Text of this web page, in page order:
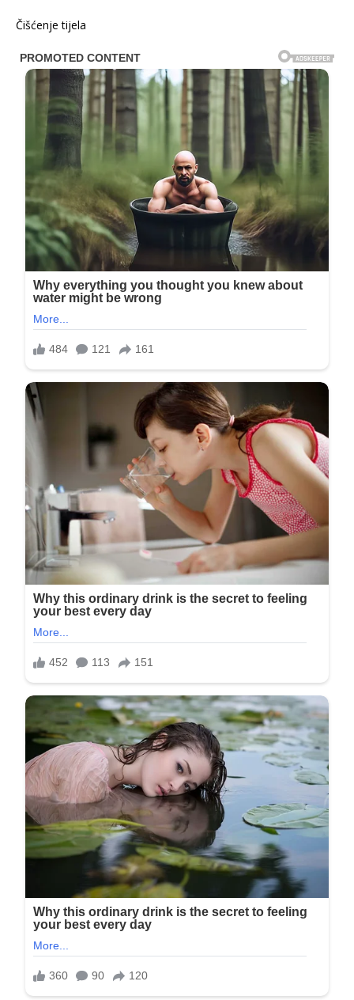
Čišćenje tijela